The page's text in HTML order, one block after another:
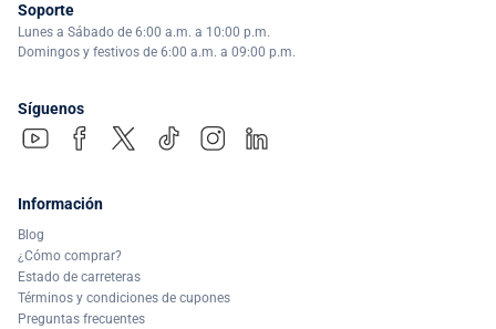
Soporte
Lunes a Sábado de 6:00 a.m. a 10:00 p.m.
Domingos y festivos de 6:00 a.m. a 09:00 p.m.
Síguenos
Información
Blog
¿Cómo comprar?
Estado de carreteras
Términos y condiciones de cupones
Preguntas frecuentes